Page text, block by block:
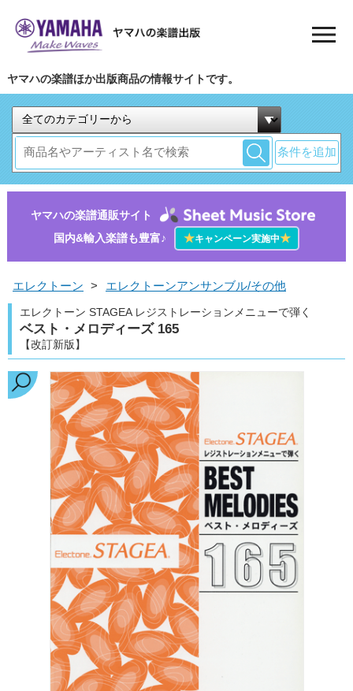
ヤマハの楽譜ほか出版商品の情報サイトです。
条件を追加
ヤマハの楽譜通販サイト
国内&輸入楽譜も豊富♪
★キャンペーン実施中★
エレクトーン > エレクトーンアンサンブル/その他
エレクトーン STAGEA レジストレーションメニューで弾く
ベスト・メロディーズ 165
【改訂新版】